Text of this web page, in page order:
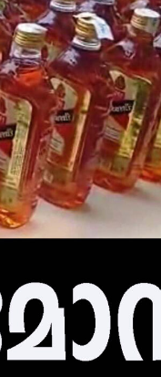
ആഗസ്റ്റ്-
admin3